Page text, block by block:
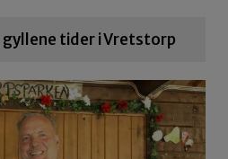
tider i Vretstorp